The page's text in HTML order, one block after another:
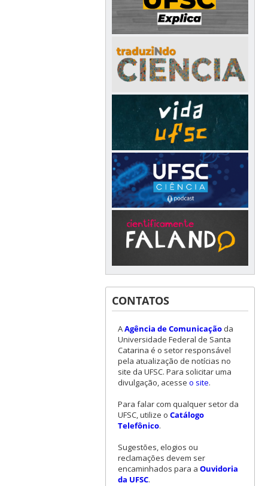
CONTATOS
AAgência de Comunicaçãoda
Universidade Federal de Santa
Catarina é o setor responsável
pela atualização de notícias no
site da UFSC. Para solicitar uma
divulgação, acesse o site.
Para falar com qualquer setor da
UFSC, utilize o Catálogo
Telefônico.
Sugestões, elogios ou
reclamações devem ser
encaminhados para a Ouvidoria
da UFSC.